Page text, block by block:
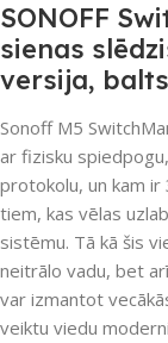
SONOFF
sienas
versija,
Sonoff M5
ar fizisku
protokolu, un kam ir
tiem, kas vēlas
sistēmu. Tā kā šis
neitrālo vadu, bet
var izmantot
veiktu viedu